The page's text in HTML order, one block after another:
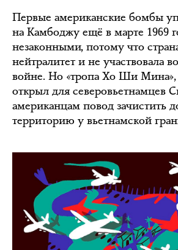
Первые американские бомбы
на Камбоджу ещё в марте 1969
незаконными, потому что
нейтралитет и не участвовала
войне. Но «тропа Хо Ши
открыл для северовьетнамцев
американцам повод зачистить
территорию у вьетнамской